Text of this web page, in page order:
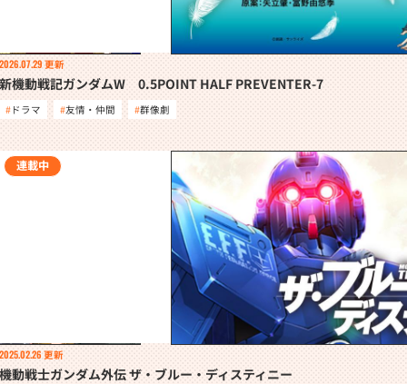
2026.07.29 更新
新機動戦記ガンダムW 0.5POINT HALF PREVENTER-7
ドラマ 友情・仲間 群像劇
連載中
2025.02.26 更新
機動戦士ガンダム外伝 ザ・ブルー・ディスティニー